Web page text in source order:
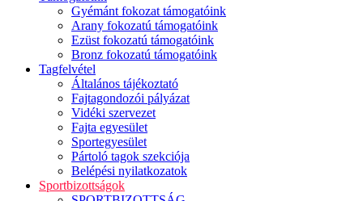
Gyémánt fokozat támogatóink
Arany fokozatú támogatóink
Ezüst fokozatú támogatóink
Bronz fokozatú támogatóink
Tagfelvétel
Általános tájékoztató
Fajtagondozói pályázat
Vidéki szervezet
Fajta egyesület
Sportegyesület
Pártoló tagok szekciója
Belépési nyilatkozatok
Sportbizottságok